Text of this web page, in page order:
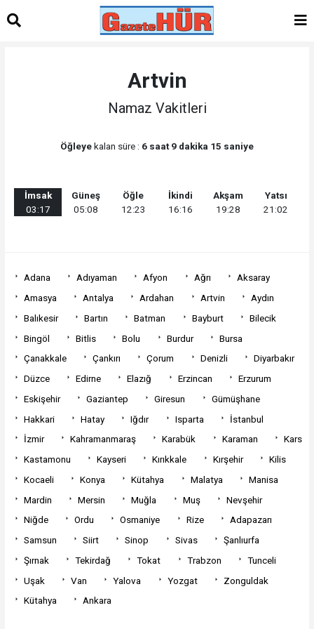
Artvin
Namaz Vakitleri
Öğleyekalan süre : 6 saat 9 dakika 15 saniye
İmsak
03:17
Güneş
05:08
Öğle
12:23
İkindi
16:16
Akşam
19:28
Yatsı
21:02
Adana Adıyaman Afyon Ağrı
Aksaray
Amasya
Antalya Ardahan Artvin
Aydın
Balıkesir
Bartın Batman Bayburt
Bilecik
Bingöl
Bitlis Bolu Burdur
Bursa
Çanakkale
Çankırı Çorum Denizli
Diyarbakır
Düzce
Edirne Elazığ Erzincan
Erzurum
Eskişehir
Gaziantep Giresun
Gümüşhane
Hakkari
Hatay Iğdır Isparta
İstanbul
İzmir
Kahramanmaraş Karabük Karaman
Kars
Kastamonu
Kayseri Kırıkkale Kırşehir
Kilis
Kocaeli
Konya Kütahya Malatya
Manisa
Mardin
Mersin Muğla Muş
Nevşehir
Niğde
Ordu Osmaniye Rize
Adapazarı
Samsun
Siirt Sinop Sivas
Şanlıurfa
Şırnak
Tekirdağ Tokat Trabzon
Tunceli
Uşak
Van Yalova Yozgat
Zonguldak
Kütahya
Ankara